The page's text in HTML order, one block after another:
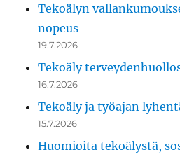
Tekoälyn
nopeus
19.7.2026
Tekoäly
16.7.2026
Tekoäly ja työajan
15.7.2026
Huomioita tekoälystä,